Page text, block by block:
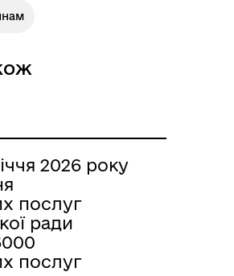
2026 року
послуг
ради
послуг